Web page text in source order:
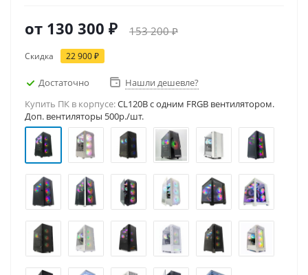
от 130 300 ₽ 153 200 ₽
Скидка 22 900 ₽
Достаточно
Нашли дешевле?
Купить ПК в корпусе:CL120B c одним FRGB вентилятором.
Доп. вентиляторы 500р./шт.